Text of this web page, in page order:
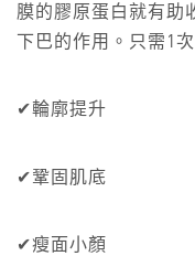
膜的膠原蛋白就有助
下巴的作用。只需1
✔輪廓提升
✔鞏固肌底
✔瘦面小顏